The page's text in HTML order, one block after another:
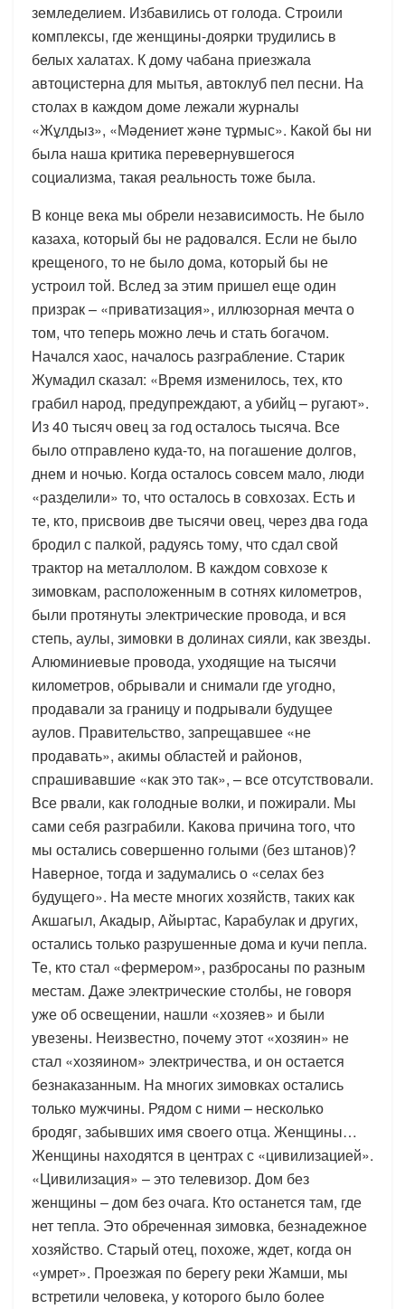
земледелием. Избавились от голода. Строили
комплексы, где женщины-доярки трудились в
белых халатах. К дому чабана приезжала
автоцистерна для мытья, автоклуб пел песни. На
столах в каждом доме лежали журналы
«Жұлдыз», «Мәдениет және тұрмыс». Какой бы ни
была наша критика перевернувшегося
социализма, такая реальность тоже была.
В конце века мы обрели независимость. Не было
казаха, который бы не радовался. Если не было
крещеного, то не было дома, который бы не
устроил той. Вслед за этим пришел еще один
призрак – «приватизация», иллюзорная мечта о
том, что теперь можно лечь и стать богачом.
Начался хаос, началось разграбление. Старик
Жумадил сказал: «Время изменилось, тех, кто
грабил народ, предупреждают, а убийц – ругают».
Из 40 тысяч овец за год осталось тысяча. Все
было отправлено куда-то, на погашение долгов,
днем и ночью. Когда осталось совсем мало, люди
«разделили» то, что осталось в совхозах. Есть и
те, кто, присвоив две тысячи овец, через два года
бродил с палкой, радуясь тому, что сдал свой
трактор на металлолом. В каждом совхозе к
зимовкам, расположенным в сотнях километров,
были протянуты электрические провода, и вся
степь, аулы, зимовки в долинах сияли, как звезды.
Алюминиевые провода, уходящие на тысячи
километров, обрывали и снимали где угодно,
продавали за границу и подрывали будущее
аулов. Правительство, запрещавшее «не
продавать», акимы областей и районов,
спрашивавшие «как это так», – все отсутствовали.
Все рвали, как голодные волки, и пожирали. Мы
сами себя разграбили. Какова причина того, что
мы остались совершенно голыми (без штанов)?
Наверное, тогда и задумались о «селах без
будущего». На месте многих хозяйств, таких как
Акшагыл, Акадыр, Айыртас, Карабулак и других,
остались только разрушенные дома и кучи пепла.
Те, кто стал «фермером», разбросаны по разным
местам. Даже электрические столбы, не говоря
уже об освещении, нашли «хозяев» и были
увезены. Неизвестно, почему этот «хозяин» не
стал «хозяином» электричества, и он остается
безнаказанным. На многих зимовках остались
только мужчины. Рядом с ними – несколько
бродяг, забывших имя своего отца. Женщины…
Женщины находятся в центрах с «цивилизацией».
«Цивилизация» – это телевизор. Дом без
женщины – дом без очага. Кто останется там, где
нет тепла. Это обреченная зимовка, безнадежное
хозяйство. Старый отец, похоже, ждет, когда он
«умрет». Проезжая по берегу реки Жамши, мы
встретили человека, у которого было более